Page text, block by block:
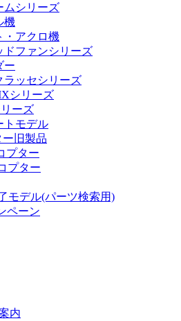
ムシリーズ
機
・アクロ機
ドファンシリーズ
ー
ラッセシリーズ
シリーズ
ーズ
トモデル
旧製品
プター
プター
モデル(パーツ検索用)
ペーン
内